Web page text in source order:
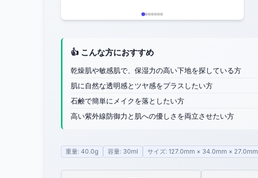
👍 こんな方におすすめ
乾燥肌や敏感肌で、保湿力の高い下地を探している方
肌に自然な透明感とツヤ感をプラスしたい方
石鹸で簡単にメイクを落としたい方
高い紫外線防御力と肌への優しさを両立させたい方
重量: 40.0g 容量: 30ml サイズ: 127.0mm × 34.0mm × 27.0mm